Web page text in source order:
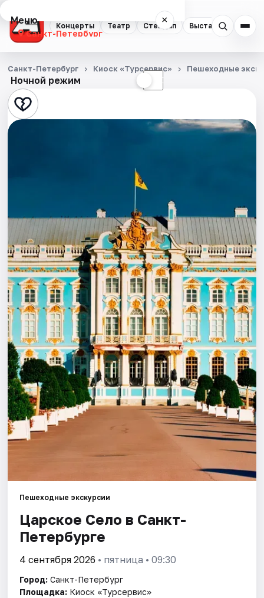
Концерты Театр Стендап Выставки
Меню ×
Санкт-Петербург
Концерты
Театр
Стендап
Спорт
События
Города
Площадки
Артисты
Рейтинги
Ночной режим ☾
Санкт-Петербург Киоск «Турсервис» Пешеходные
Пешеходные экскурсии
Царское Село в Санкт-
Петербурге
4 сентября 2026 • пятница • 09:30
Город: Санкт-Петербург
Площадка: Киоск «Турсервис»